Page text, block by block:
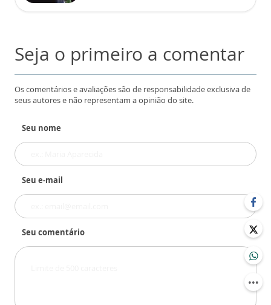
Seja o primeiro a comentar
Os comentários e avaliações são de responsabilidade exclusiva de
seus autores e não representam a opinião do site.
Seu nome
Seu e-mail
Seu comentário